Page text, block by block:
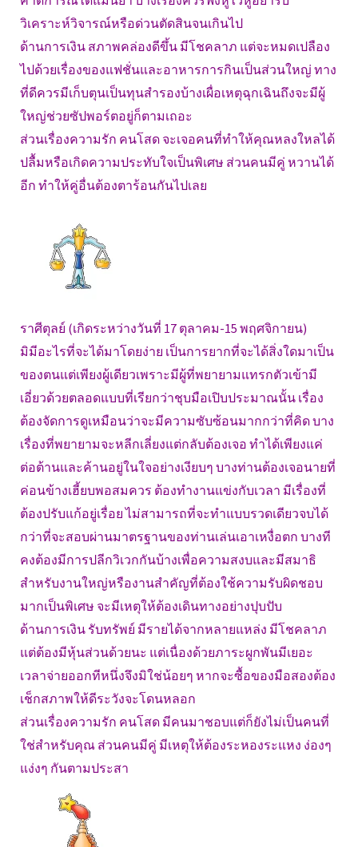
วิเคราะห์วิจารณ์หรือด่วนตัดสินจนเกินไป
ด้านการเงิน สภาพคล่องดีขึ้น มีโชคลาภ แต่จะหมดเปลือง
ไปด้วยเรื่องของแฟชั่นและอาหารการกินเป็นส่วนใหญ่ ทาง
ที่ดีควรมีเก็บตุนเป็นทุนสำรองบ้างเผื่อเหตุฉุกเฉินถึงจะมีผู้
ใหญ่ช่วยซัปพอร์ตอยู่ก็ตามเถอะ
ส่วนเรื่องความรัก คนโสด จะเจอคนที่ทำให้คุณหลงใหลได้
ปลื้มหรือเกิดความประทับใจเป็นพิเศษ ส่วนคนมีคู่ หวานได้
อีก ทำให้คู่อื่นต้องตาร้อนกันไปเลย
ราศีตุลย์ (เกิดระหว่างวันที่ 17 ตุลาคม-15 พฤศจิกายน)
มิมีอะไรที่จะได้มาโดยง่าย เป็นการยากที่จะได้สิ่งใดมาเป็น
ของตนแต่เพียงผู้เดียวเพราะมีผู้ที่พยายามแทรกตัวเข้ามี
เอี่ยวด้วยตลอดแบบที่เรียกว่าชุบมือเปิบประมาณนั้น เรื่อง
ต้องจัดการดูเหมือนว่าจะมีความซับซ้อนมากกว่าที่คิด บาง
เรื่องที่พยายามจะหลีกเลี่ยงแต่กลับต้องเจอ ทำได้เพียงแค่
ต่อต้านและค้านอยู่ในใจอย่างเงียบๆ บางท่านต้องเจอนายที่
ค่อนข้างเฮี้ยบพอสมควร ต้องทำงานแข่งกับเวลา มีเรื่องที่
ต้องปรับแก้อยู่เรื่อย ไม่สามารถที่จะทำแบบรวดเดียวจบได้
กว่าที่จะสอบผ่านมาตรฐานของท่านเล่นเอาเหงื่อตก บางที
คงต้องมีการปลีกวิเวกกันบ้างเพื่อความสงบและมีสมาธิ
สำหรับงานใหญ่หรืองานสำคัญที่ต้องใช้ความรับผิดชอบ
มากเป็นพิเศษ จะมีเหตุให้ต้องเดินทางอย่างปุบปับ
ด้านการเงิน รับทรัพย์ มีรายได้จากหลายแหล่ง มีโชคลาภ
แต่ต้องมีหุ้นส่วนด้วยนะ แต่เนื่องด้วยภาระผูกพันมีเยอะ
เวลาจ่ายออกทีหนึ่งจึงมิใช่น้อยๆ หากจะซื้อของมือสองต้อง
เช็กสภาพให้ดีระวังจะโดนหลอก
ส่วนเรื่องความรัก คนโสด มีคนมาชอบแต่ก็ยังไม่เป็นคนที่
ใช่สำหรับคุณ ส่วนคนมีคู่ มีเหตุให้ต้องระหองระแหง ง่องๆ
แง่งๆ กันตามประสา